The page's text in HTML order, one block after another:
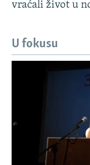
vraćali život u
U fokusu